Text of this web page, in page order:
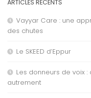
ARTICLES RÉCENTS
Vayyar Care : une
des chutes
Le SKEED d’Eppur
Les donneurs de voix
autrement